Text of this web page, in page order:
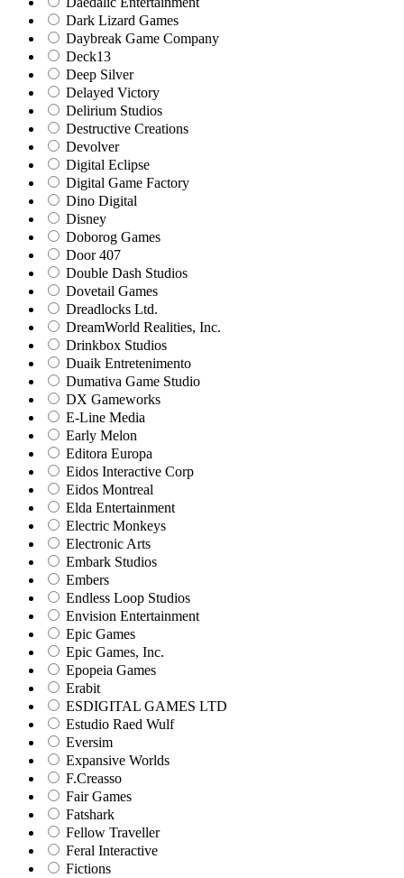
Dark Lizard Games
Daybreak Game Company
Deck13
Deep Silver
Delayed Victory
Delirium Studios
Destructive Creations
Devolver
Digital Eclipse
Digital Game Factory
Dino Digital
Disney
Doborog Games
Door 407
Double Dash Studios
Dovetail Games
Dreadlocks Ltd.
DreamWorld Realities, Inc.
Drinkbox Studios
Duaik Entretenimento
Dumativa Game Studio
DX Gameworks
E-Line Media
Early Melon
Editora Europa
Eidos Interactive Corp
Eidos Montreal
Elda Entertainment
Electric Monkeys
Electronic Arts
Embark Studios
Embers
Endless Loop Studios
Envision Entertainment
Epic Games
Epic Games, Inc.
Epopeia Games
Erabit
ESDIGITAL GAMES LTD
Estudio Raed Wulf
Eversim
Expansive Worlds
F.Creasso
Fair Games
Fatshark
Fellow Traveller
Feral Interactive
Fictions